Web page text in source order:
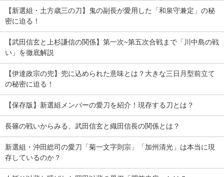
【新選組・土方歳三の刀】鬼の副長が愛用した「和泉守兼定」の秘
密に迫る！
【武田信玄と上杉謙信の関係】第一次~第五次合戦まで「川中島の戦
い」を徹底解説
【伊達政宗の兜】兜に込められた意味とは？大きな三日月型前立て
の秘密に迫る！
【保存版】新選組メンバーの愛刀を紹介！現存する刀とは？
長篠の戦いからみる、武田信玄と織田信長の関係とは？
新選組・沖田総司の愛刀「菊一文字則宗」「加州清光」は本当に現
存しているのか？